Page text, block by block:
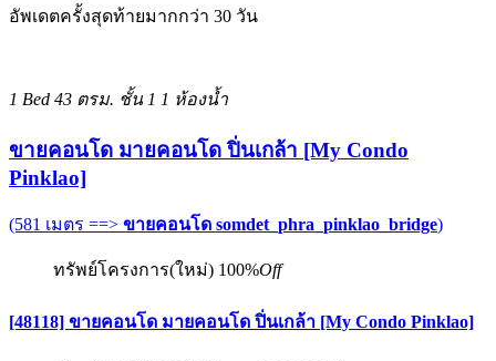
อัพเดตครั้งสุดท้ายมากกว่า 30 วัน
1 Bed 43 ตรม. ชั้น 1 1 ห้องน้ำ
ขายคอนโด มายคอนโด ปิ่นเกล้า [My Condo
Pinklao]
(581 เมตร ==> ขายคอนโด somdet_phra_pinklao_bridge)
ทรัพย์โครงการ(ใหม่) 100%Off
[48118] ขายคอนโด มายคอนโด ปิ่นเกล้า [My Condo Pinklao]